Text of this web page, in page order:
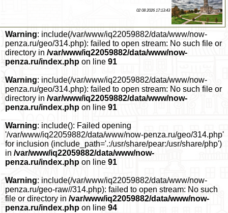
02 08 2026 17:13:43
Warning: include(/var/www/iq22059882/data/www/now-
penza.ru/geo/314.php): failed to open stream: No such file or
directory in /var/www/iq22059882/data/www/now-
penza.ru/index.php on line 91
Warning: include(/var/www/iq22059882/data/www/now-
penza.ru/geo/314.php): failed to open stream: No such file or
directory in /var/www/iq22059882/data/www/now-
penza.ru/index.php on line 91
Warning: include(): Failed opening
'/var/www/iq22059882/data/www/now-penza.ru/geo/314.php'
for inclusion (include_path='.:/usr/share/pear:/usr/share/php')
in /var/www/iq22059882/data/www/now-
penza.ru/index.php on line 91
Warning: include(/var/www/iq22059882/data/www/now-
penza.ru/geo-raw//314.php): failed to open stream: No such
file or directory in /var/www/iq22059882/data/www/now-
penza.ru/index.php on line 94